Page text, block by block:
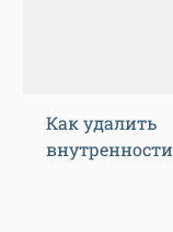
Как удалить
внутренности